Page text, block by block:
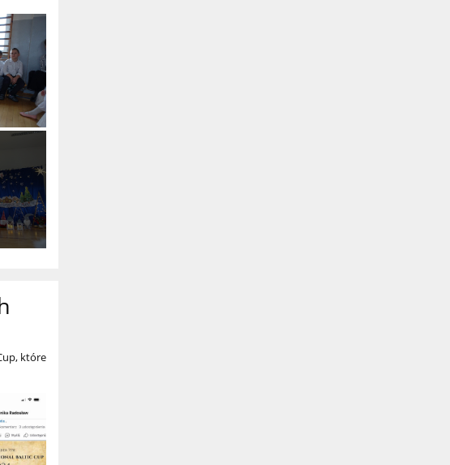
które